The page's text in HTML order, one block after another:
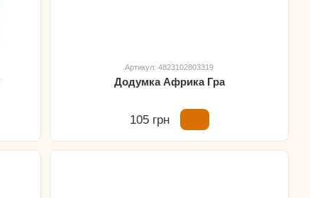
Артикул: 4823102803319
Додумка Африка Гра
105 грн